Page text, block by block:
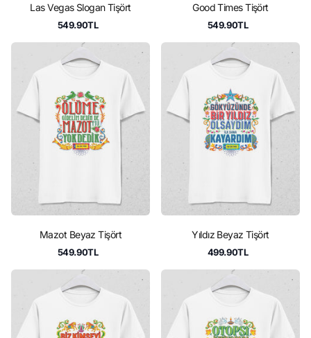
Las Vegas Slogan Tişört
549.90TL
Good Times Tişört
549.90TL
Mazot Beyaz Tişört
549.90TL
Yıldız Beyaz Tişört
499.90TL